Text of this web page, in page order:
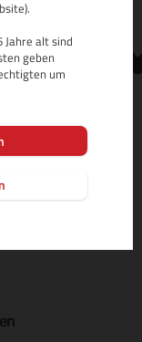
Jahre alt sind
geben
um